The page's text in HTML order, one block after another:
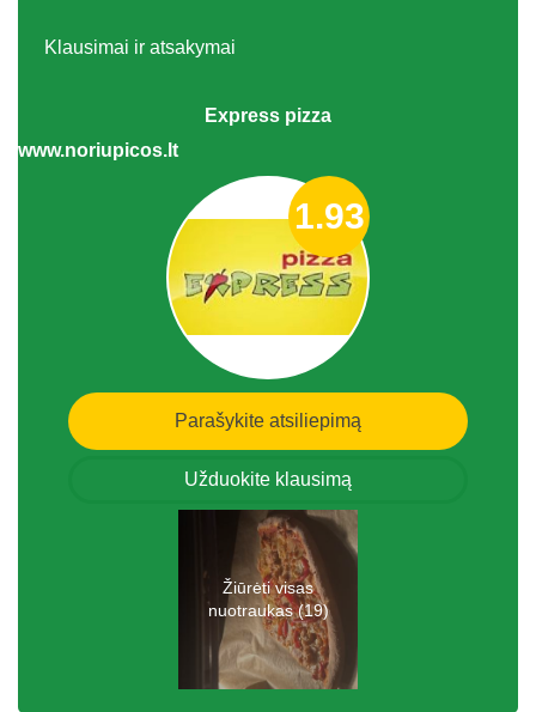
Klausimai ir atsakymai
Express pizza
www.noriupicos.lt
1.93
Parašykite atsiliepimą
Užduokite klausimą
Žiūrėti visas
nuotraukas (19)